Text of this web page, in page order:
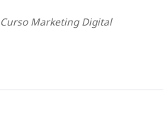
Curso Marketing Digital